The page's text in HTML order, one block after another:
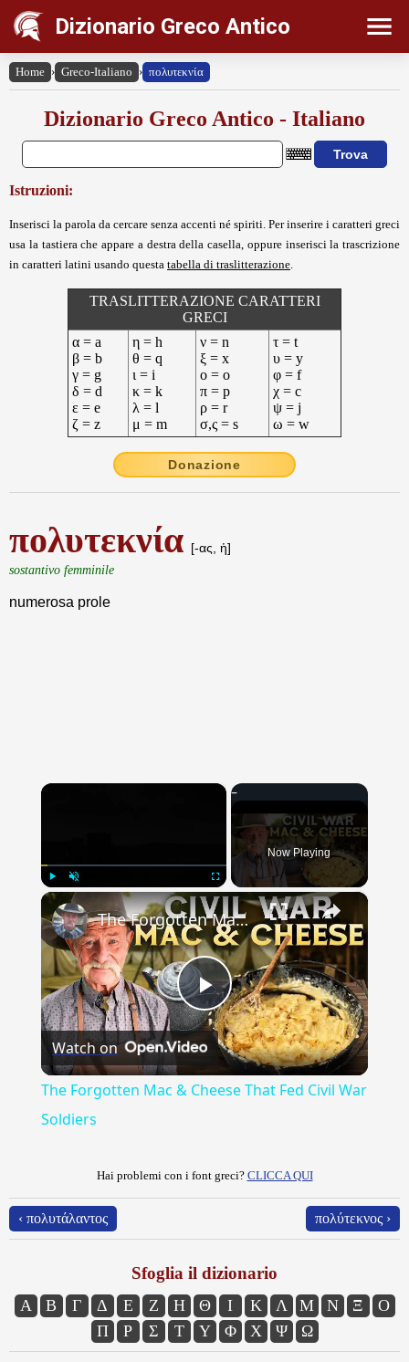
Dizionario Greco Antico
Home › Greco-Italiano › πολυτεκνία
Dizionario Greco Antico - Italiano
Istruzioni:
Inserisci la parola da cercare senza accenti né spiriti. Per inserire i caratteri greci
usa la tastiera che appare a destra della casella, oppure inserisci la trascrizione
in caratteri latini usando questa tabella di traslitterazione
TRASLITTERAZIONE CARATTERI
GRECI
α = a
β = b
γ = g
δ = d
ε = e
ζ = z
η = h
θ = q
ι = i
κ = k
λ = l
μ = m
ν = n
ξ = x
ο = o
π = p
ρ = r
σ,ς = s
τ = t
υ = y
φ = f
χ = c
ψ = j
ω = w
Donazione
πολυτεκνία [-ας, ἡ]
sostantivo femminile
numerosa prole
×
Play Unmute Fullscreen
Now Playing
×
Play
Video
The Forgotten Mac & Cheese That Fed Civil War Soldiers
Watch on
The Forgotten Mac & Cheese That Fed Civil War
Soldiers
Hai problemi con i font greci? CLICCA QUI
‹ πολυτάλαντος πολύτεκνος ›
Sfoglia il dizionario
Α Β Γ Δ Ε Ζ Η Θ Ι Κ Λ Μ Ν Ξ
Ο
Π
Ρ Σ Τ Υ Φ Χ Ψ Ω